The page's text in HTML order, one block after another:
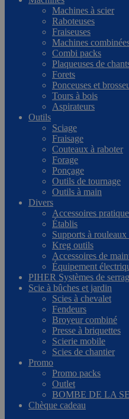
Machines à scier
Raboteuses
Fraiseuses
Machines
Combi packs
Plaqueuses de
Forets
Ponceuses et
Tours à bois
Aspirateurs
Outils
Sciage
Fraisage
Couteaux à raboter
Forage
Ponçage
Outils de tournage
Outils à main
Divers
Accessoires
Établis
Supports à
Kreg outils
Accessoires de
Équipement
PIHER Systèmes de
Scie à bûches et jardin
Scies à chevalet
Fendeurs
Broyeur combiné
Presse à briquettes
Scierie mobile
Scies de chantier
Promo
Promo packs
Outlet
BOMBE DE LA
Chèque cadeau